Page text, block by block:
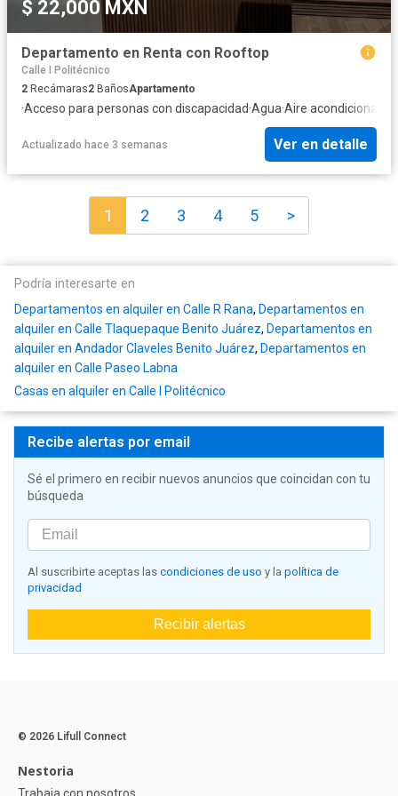
$ 22,000 MXN
Departamento en Renta con Rooftop
Calle I Politécnico
2 Recámaras2 BañosApartamento
·Acceso para personas con discapacidad·Agua·Aire acondicionado
Actualizado hace 3 semanas Ver en detalle
1 2 3 4 5 >
Podría interesarte en
Departamentos en alquiler en Calle R Rana, Departamentos en
alquiler en Calle Tlaquepaque Benito Juárez, Departamentos en
alquiler en Andador Claveles Benito Juárez, Departamentos en
alquiler en Calle Paseo Labna
Casas en alquiler en Calle I Politécnico
Recibe alertas por email
Sé el primero en recibir nuevos anuncios que coincidan con tu
búsqueda
Al suscribirte aceptas las condiciones de uso y la política de
privacidad
Recibir alertas
© 2026 Lifull Connect
Nestoria